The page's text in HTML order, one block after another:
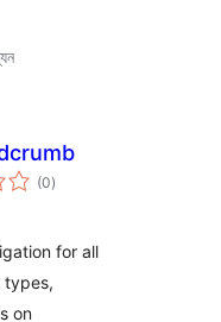
(0টা
মুঠ)
for all
types,
on